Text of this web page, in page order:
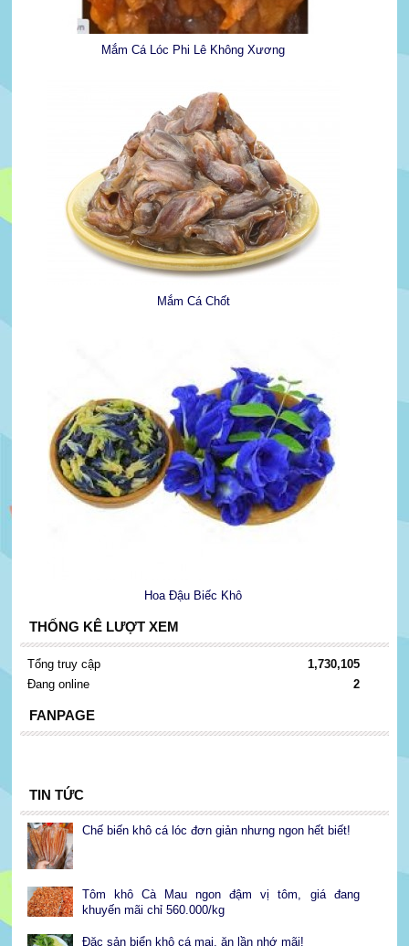
Mắm Cá Lóc Phi Lê Không Xương
Mắm Cá Chốt
Hoa Đậu Biếc Khô
THỐNG KÊ LƯỢT XEM
Tổng truy cập
1,730,105
Đang online
2
FANPAGE
TIN TỨC
Chế biến khô cá lóc đơn giản nhưng ngon hết biết!
Tôm khô Cà Mau ngon đậm vị tôm, giá đang
khuyến mãi chỉ 560.000/kg
Đặc sản biển khô cá mai, ăn lần nhớ mãi!